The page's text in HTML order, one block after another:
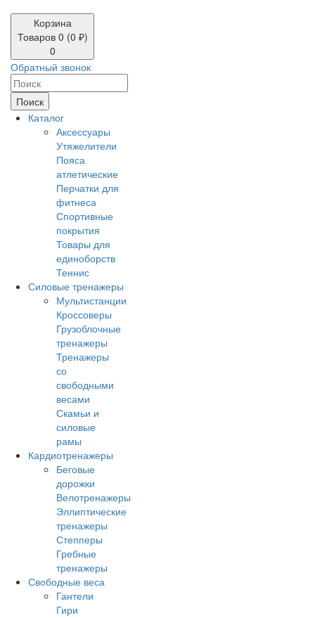
Корзина
Товаров 0 (0 ₽)
0
Обратный звонок
Поиск
Каталог
Аксессуары
Утяжелители
Пояса
атлетические
Перчатки для
фитнеса
Спортивные
покрытия
Товары для
единоборств
Теннис
Силовые тренажеры
Мультистанции
Кроссоверы
Грузоблочные
тренажеры
Тренажеры
со
свободными
весами
Скамьи и
силовые
рамы
Кардиотренажеры
Беговые
дорожки
Велотренажеры
Эллиптические
тренажеры
Степперы
Гребные
тренажеры
Свободные веса
Гантели
Гири